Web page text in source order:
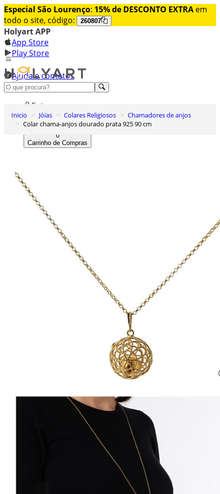
Especial São Lourenço: 15% de DESCONTO EXTRA em
todo o site, código:
260807
Holyart APP
App Store
Play Store
Ajuda e contatos
Conheça premium
Entrar
Lista de Desejos
0
Carrinho de Compras
Inicio Jóias Colares Religiosos
Chamadores de anjos
Colar chama-anjos dourado prata 925 90 cm